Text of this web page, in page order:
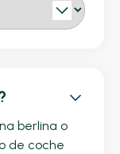
berlina o
de coche